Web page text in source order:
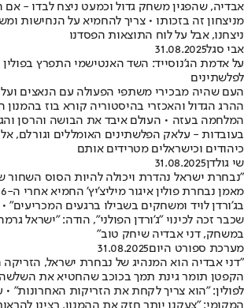
אבדיה, שהפגין משחק גדול וכמעט ניצח לבדו - אם
מניצחון זה בזכותו • צריך להחמיא על הנחישות
ניצחנו, אבל על לוח התוצאות הפסדנו
אבי סגל31.08.2025
על אדמת הג'נוסייד: השד האנטישמי התפרץ
לפלשתינים
העם שהיה מבכירי משתפי הפעולה עם הנאצים
ההרג הגדול והאכזרי בהיסטוריה קורא בוז בהמנון
המלחמה בעזה • העולם איבד את הבושה והרסן
בעובדות - עלאק הפלשתינים האומללים וגורלם,
כיהודים וכישראלים מטרידים אותם
שי גולדן31.08.2025
"נבחרת ישראל נהדרת ויכולה להיות הסוס השחור
בג'ורדן לויד ומשחקים בשבילו ברגעים המכריעים"
שכבר זכה לכינוי "ג'ורדן הפולני", הודה: "ישראל
במשחק, דני אבדיה שיחק טוב"
מערכת ספורט היום31.08.2025
"דני אבדיה הוא המנהיג של נבחרת ישראל,
לפולין: "הוא צריך לקחת את הזריקות האחרונות"